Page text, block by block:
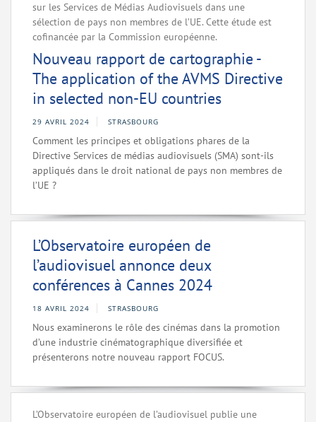
sur les Services de Médias Audiovisuels dans une
sélection de pays non membres de l’UE. Cette étude est
cofinancée par la Commission européenne.
Nouveau rapport de cartographie -
The application of the AVMS Directive
in selected non-EU countries
29 AVRIL 2024 STRASBOURG
Comment les principes et obligations phares de la
Directive Services de médias audiovisuels (SMA) sont-ils
appliqués dans le droit national de pays non membres de
l’UE ?
L’Observatoire européen de
l’audiovisuel annonce deux
conférences à Cannes 2024
18 AVRIL 2024 STRASBOURG
Nous examinerons le rôle des cinémas dans la promotion
d’une industrie cinématographique diversifiée et
présenterons notre nouveau rapport FOCUS.
L’Observatoire européen de l’audiovisuel publie une